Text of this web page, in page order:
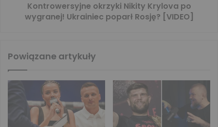
Kontrowersyjne okrzyki Nikity Krylova po
wygranej! Ukrainiec poparł Rosję? [VIDEO]
Powiązane artykuły